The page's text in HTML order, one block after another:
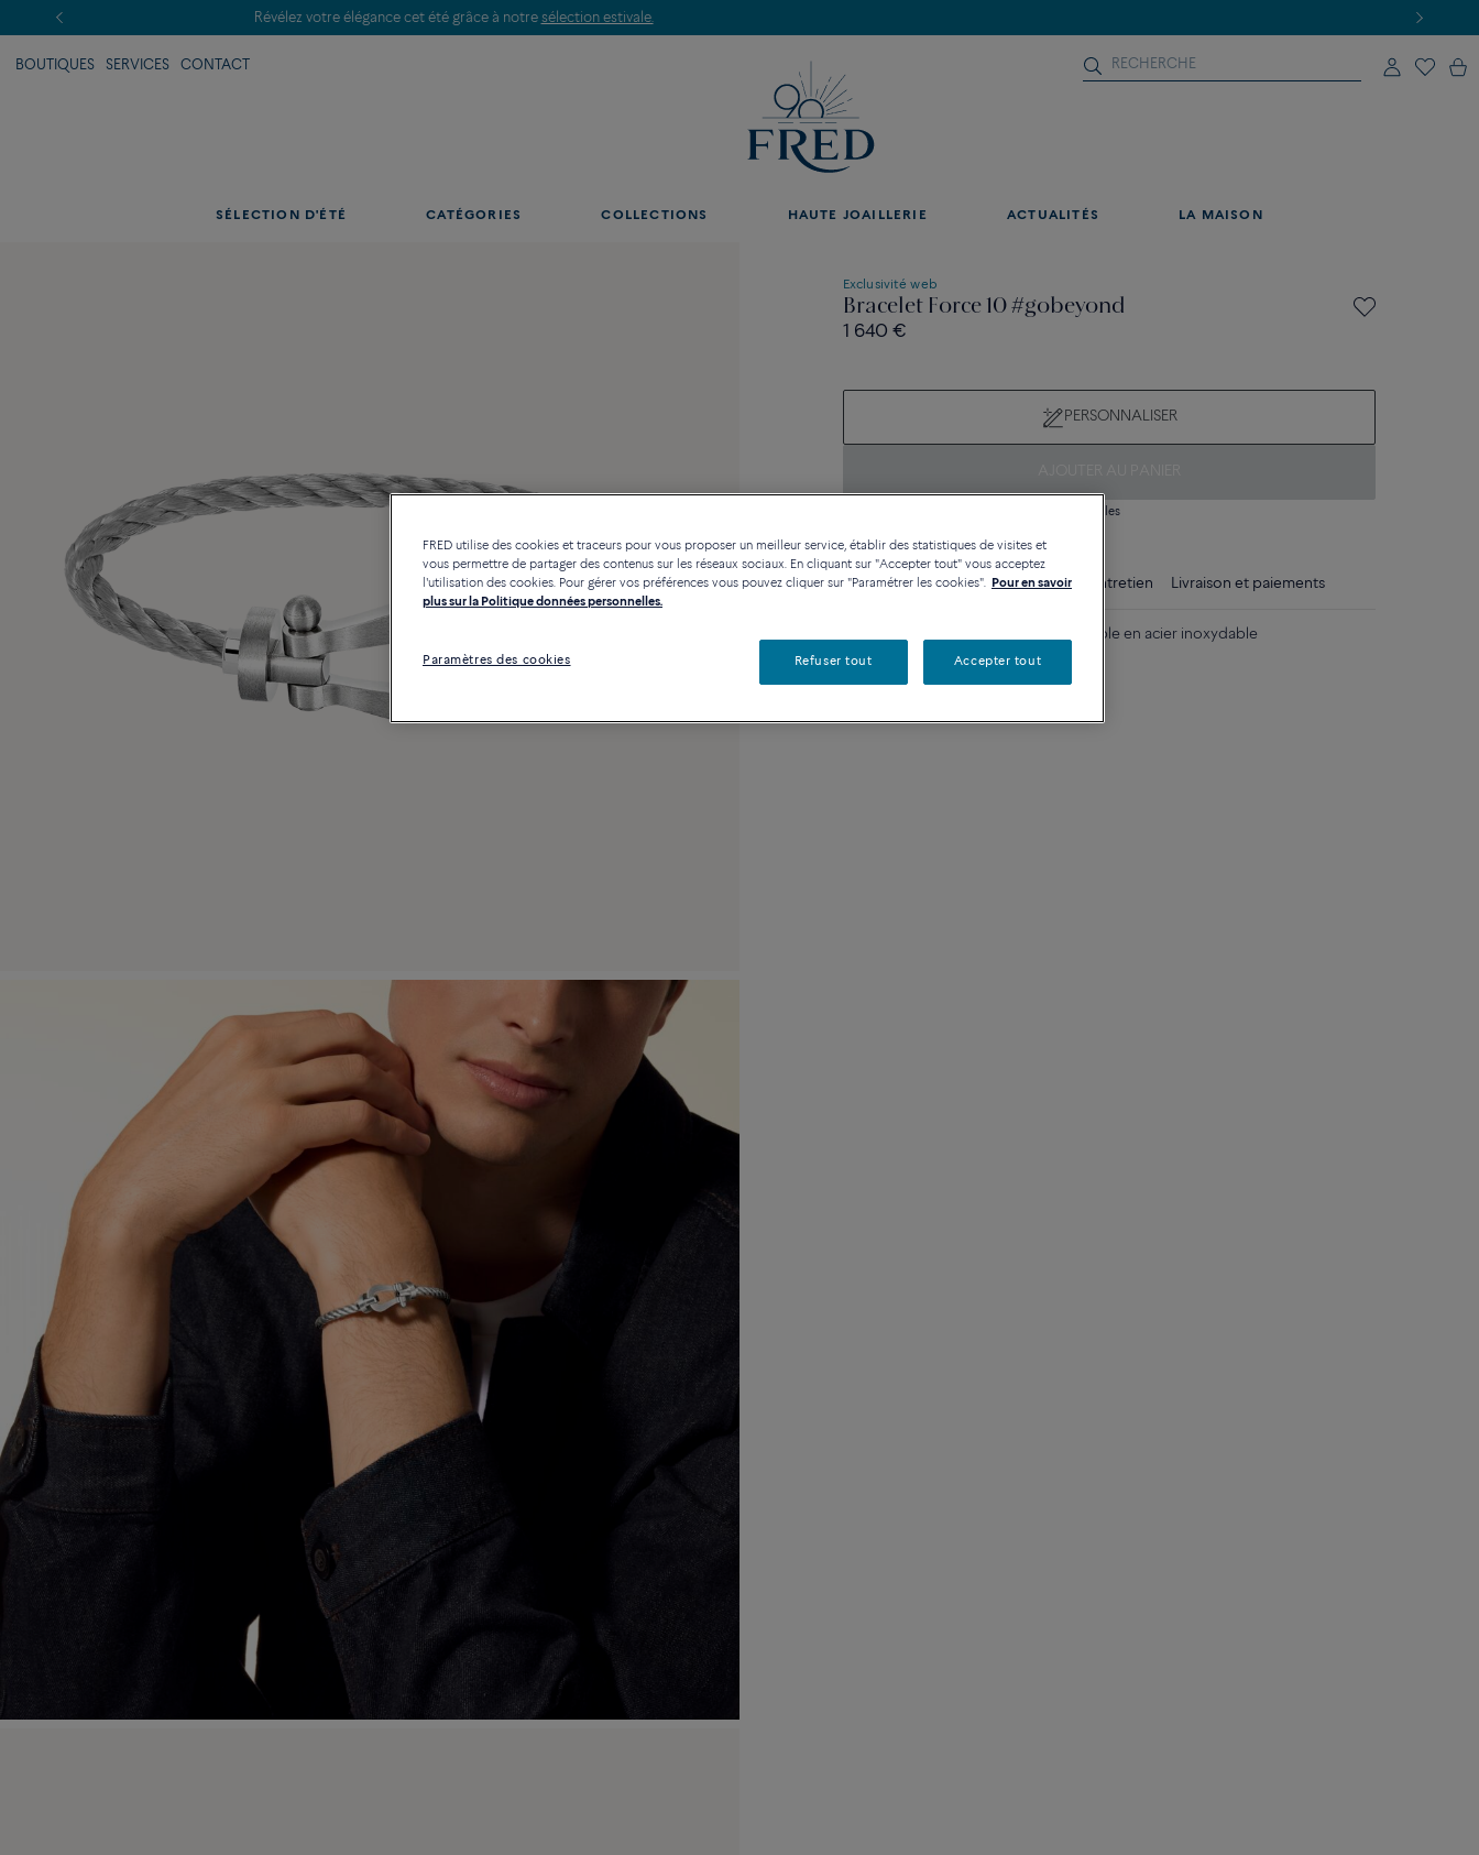
Découvrez nos créations en boutique, prenez rendez-vous.
BOUTIQUES SERVICES CONTACT
SÉLECTION D'ÉTÉ CATÉGORIES COLLECTIONS HAUTE JOAILLERIE ACTUALITÉS LA MAISON
Exclusivité web
Bracelet Force 10 #gobeyond
1 640 €
PERSONNALISER
Contactez-nous pour toute question sur les tailles
Description Détails Conseils d'entretien Livraison et paiements
Grand modèle acier inoxydable et câble en acier inoxydable
FRED utilise des cookies et traceurs pour vous proposer un meilleur service, établir des statistiques de visites et
vous permettre de partager des contenus sur les réseaux sociaux. En cliquant sur "Accepter tout" vous acceptez
l'utilisation des cookies. Pour gérer vos préférences vous pouvez cliquer sur "Paramétrer les cookies". Pour en savoir
plus sur la Politique données personnelles.
Paramètres des cookies Refuser tout Accepter tout